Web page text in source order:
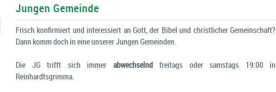
Jungen Gemeinde
Frisch konfirmiert und interessiert an Gott, der Bibel und christlicher Gemeinschaft?
Dann komm doch in eine unserer Jungen Gemeinden.
Die JG trifft sich immer abwechselndfreitags oder samstags 19:00 in
Reinhardtsgrimma.